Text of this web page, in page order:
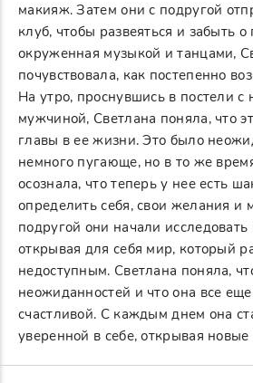
макияж. Затем они с подругой
клуб, чтобы развеяться и забыть о
окруженная музыкой и танцами,
почувствовала, как постепенно
На утро, проснувшись в постели с
мужчиной, Светлана поняла, что
главы в ее жизни. Это было
немного пугающе, но в то же
осознала, что теперь у нее есть
определить себя, свои желания и
подругой они начали
открывая для себя мир, который
недоступным. Светлана поняла,
неожиданностей и что она все
счастливой. С каждым днем она
уверенной в себе, открывая